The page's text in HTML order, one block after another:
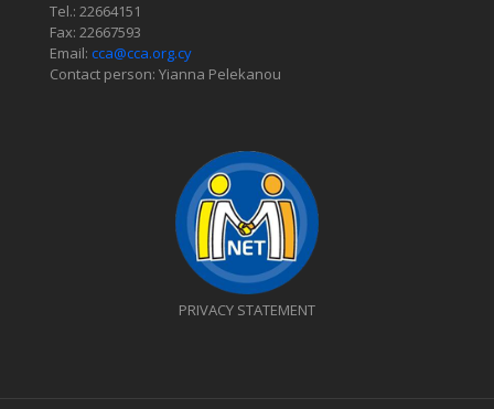
Tel.: 22664151
Fax: 22667593
Email: cca@cca.org.cy
Contact person: Yianna Pelekanou
PRIVACY STATEMENT